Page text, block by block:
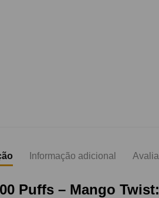
Informação adicional
Puffs – Mango